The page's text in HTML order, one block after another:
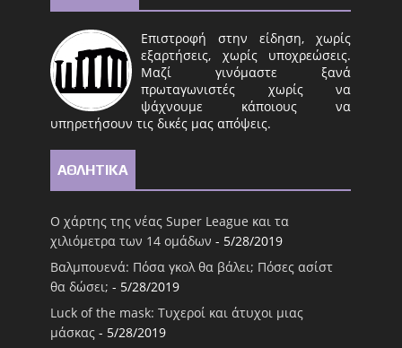
Επιστροφή στην είδηση, χωρίς
εξαρτήσεις, χωρίς υποχρεώσεις.
Μαζί γινόμαστε ξανά
πρωταγωνιστές χωρίς να
ψάχνουμε κάποιους να
υπηρετήσουν τις δικές μας απόψεις.
ΑΘΛΗΤΙΚΑ
Ο χάρτης της νέας Super League και τα
χιλιόμετρα των 14 ομάδων - 5/28/2019
Βαλμπουενά: Πόσα γκολ θα βάλει; Πόσες ασίστ
θα δώσει; - 5/28/2019
Luck of the mask: Τυχεροί και άτυχοι μιας
μάσκας - 5/28/2019